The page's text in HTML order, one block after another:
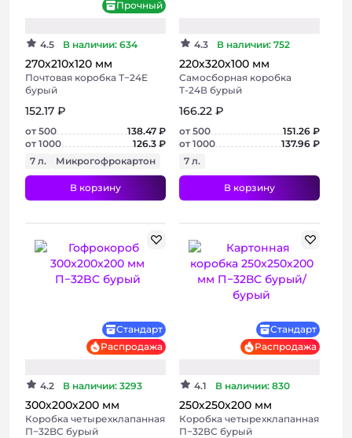
Прочный
4.5 В наличии: 634
270х210х120 мм
Почтовая коробка Т−24E
бурый
152.17 ₽
от 500
138.47 ₽
от 1000
126.3 ₽
7 л.
Микрогофрокартон
В корзину
4.3 В наличии: 752
220х320х100 мм
Самосборная коробка
Т-24В бурый
166.22 ₽
от 500
151.26 ₽
от 1000
137.96 ₽
7 л.
В корзину
Стандарт
Распродажа
4.2 В наличии: 3293
300х200х200 мм
Коробка четырехклапанная
П−32BC бурый
Стандарт
Распродажа
4.1 В наличии: 830
250х250х200 мм
Коробка четырехклапанная
П−32ВС бурый